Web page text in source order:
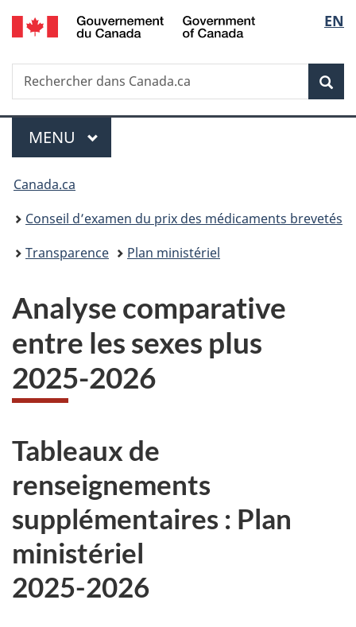
Passer
au
principal
Passer
à
Au
du
Passer
à
version
simplifiée
de
la
EN
Recherche
Rechercher
dans
Menu
MENU PRINCIPAL
Vous
êtes
ici :
Canada.ca
Conseil d’examen du prix des médicaments brevetés
Transparence
Plan ministériel
Analyse comparative
entre les sexes plus
2025-2026
Tableaux de
renseignements
supplémentaires : Plan
ministériel
2025-2026